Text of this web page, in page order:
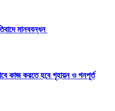
মানববন্ধন
কাজ করতে হবে গৃহায়ন ও গনপূর্ত